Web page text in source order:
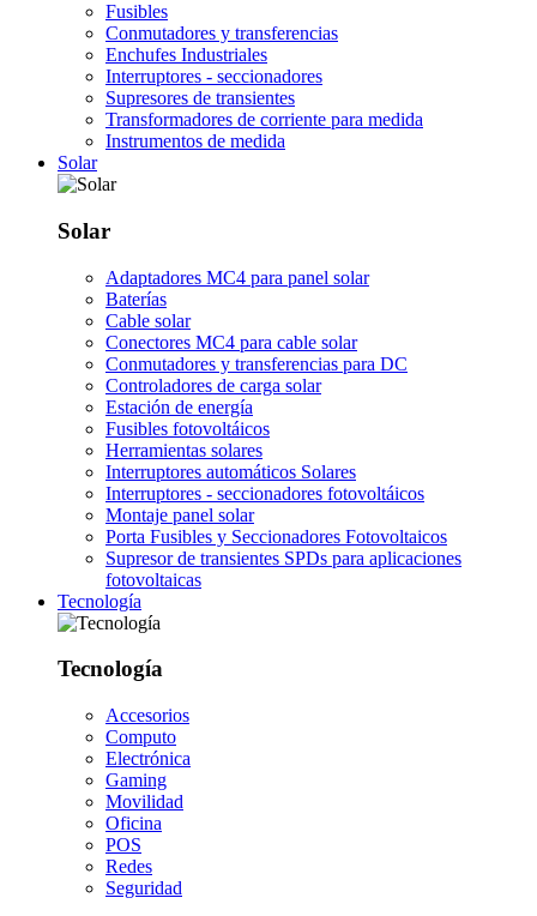
Fusibles
Conmutadores y transferencias
Enchufes Industriales
Interruptores - seccionadores
Supresores de transientes
Transformadores de corriente para medida
Instrumentos de medida
Solar
Solar
Adaptadores MC4 para panel solar
Baterías
Cable solar
Conectores MC4 para cable solar
Conmutadores y transferencias para DC
Controladores de carga solar
Estación de energía
Fusibles fotovoltáicos
Herramientas solares
Interruptores automáticos Solares
Interruptores - seccionadores fotovoltáicos
Montaje panel solar
Porta Fusibles y Seccionadores Fotovoltaicos
Supresor de transientes SPDs para aplicaciones
fotovoltaicas
Tecnología
Tecnología
Accesorios
Computo
Electrónica
Gaming
Movilidad
Oficina
POS
Redes
Seguridad